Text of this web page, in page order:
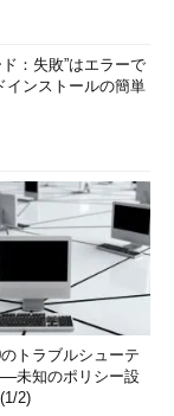
：失敗”はエラーで
ンストールの簡単
トラブルシューテ
未知のポリシー設
2)